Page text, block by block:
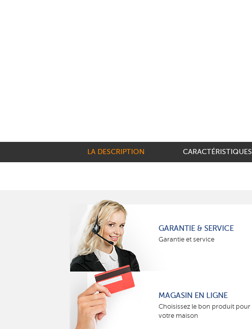
LA DESCRIPTION CARACTÉRISTIQUES
GARANTIE & SERVICE
Garantie et service
MAGASIN EN LIGNE
Choisissez le bon produit pour
votre maison